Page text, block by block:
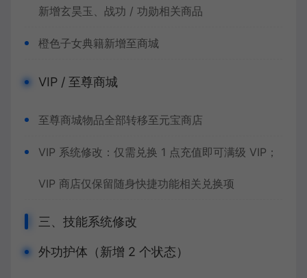
新增玄昊玉、战功 / 功勋相关商品
橙色子女典籍新增至商城
VIP / 至尊商城
至尊商城物品全部转移至元宝商店
VIP 系统修改：仅需兑换 1 点充值即可满级 VIP；
VIP 商店仅保留随身快捷功能相关兑换项
三、技能系统修改
外功护体（新增 2 个状态）